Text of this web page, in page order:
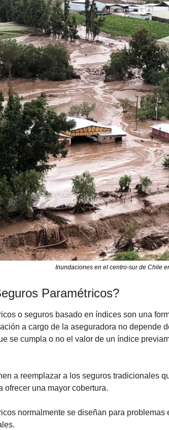
Inundaciones en el centro-sur de Chile
Paramétricos?
o seguros basado en índices son una
a cargo de la aseguradora no depende
se cumpla o no el valor de un índice
a reemplazar a los seguros tradicionales
ofrecer una mayor cobertura.
normalmente se diseñan para